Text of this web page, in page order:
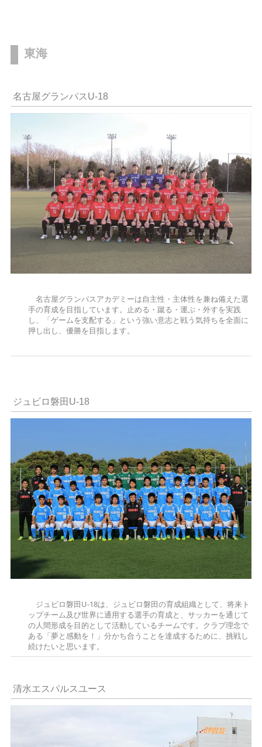
東海
名古屋グランパスU-18
名古屋グランパスアカデミーは自主性・主体性を兼ね備えた選
手の育成を目指しています。止める・蹴る・運ぶ・外すを実践
し、「ゲームを支配する」という強い意志と戦う気持ちを全面に
押し出し、優勝を目指します。
ジュビロ磐田U-18
ジュビロ磐田U-18は、ジュビロ磐田の育成組織として、将来ト
ップチーム及び世界に通用する選手の育成と、サッカーを通じて
の人間形成を目的として活動しているチームです。クラブ理念で
ある「夢と感動を！」分かち合うことを達成するために、挑戦し
続けたいと思います。
清水エスパルスユース